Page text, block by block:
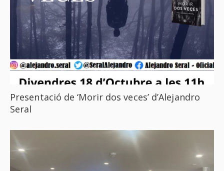
Presentació de ‘Morir dos veces’ d’Alejandro
Seral